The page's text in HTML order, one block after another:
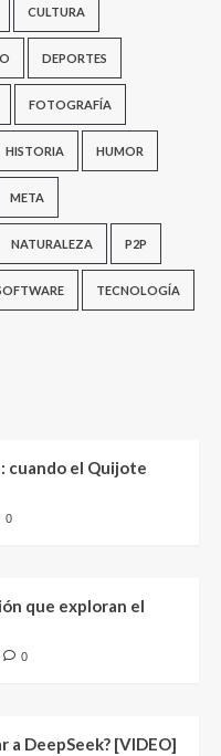
CULTURA
DEPORTES
FOTOGRAFÍA
HISTORIA HUMOR
META
NATURALEZA P2P
TECNOLOGÍA
cuando el Quijote
0
que exploran el
0
DeepSeek? [VIDEO]